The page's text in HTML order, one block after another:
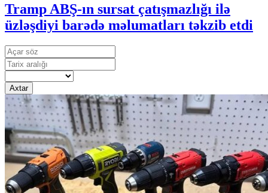
Tramp ABŞ-ın sursat çatışmazlığı ilə
üzləşdiyi barədə məlumatları təkzib etdi
Axtar